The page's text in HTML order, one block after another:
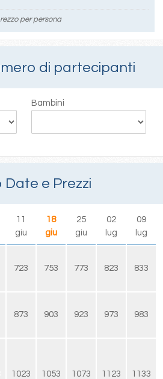
per persona
di partecipanti
Bambini
e Prezzi
11
giu
18
giu
25
giu
02
lug
09
lug
723 753 773 823 833
873 903 923 973 983
1023 1053 1073 1123 1133